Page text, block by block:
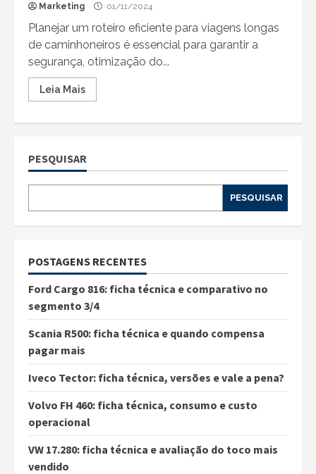
Marketing 01/11/2024
Planejar um roteiro eficiente para viagens longas
de caminhoneiros é essencial para garantir a
segurança, otimização do...
Leia Mais
PESQUISAR
PESQUISAR
POSTAGENS RECENTES
Ford Cargo 816: ficha técnica e comparativo no
segmento 3/4
Scania R500: ficha técnica e quando compensa
pagar mais
Iveco Tector: ficha técnica, versões e vale a pena?
Volvo FH 460: ficha técnica, consumo e custo
operacional
VW 17.280: ficha técnica e avaliação do toco mais
vendido